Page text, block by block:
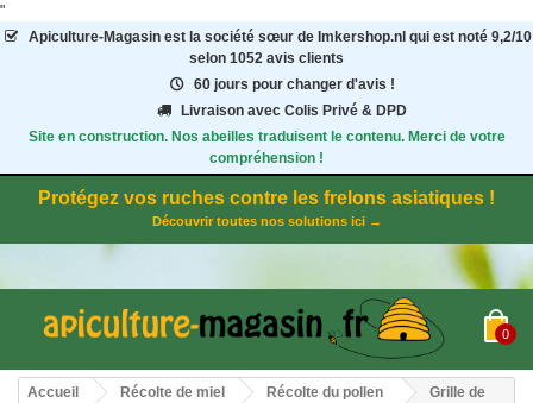
"
Apiculture-Magasinest la société sœur de Imkershop.nl qui est noté 9,2/10
selon 1052 avis clients
60 jours pour changer d'avis !
Livraison avec Colis Privé & DPD
Site en construction. Nos abeilles traduisent le contenu. Merci de votre
compréhension !
Protégez vos ruches contre les frelons asiatiques !
Découvrir toutes nos solutions ici →
0
Accueil Récolte de miel Récolte du pollen
Grille de